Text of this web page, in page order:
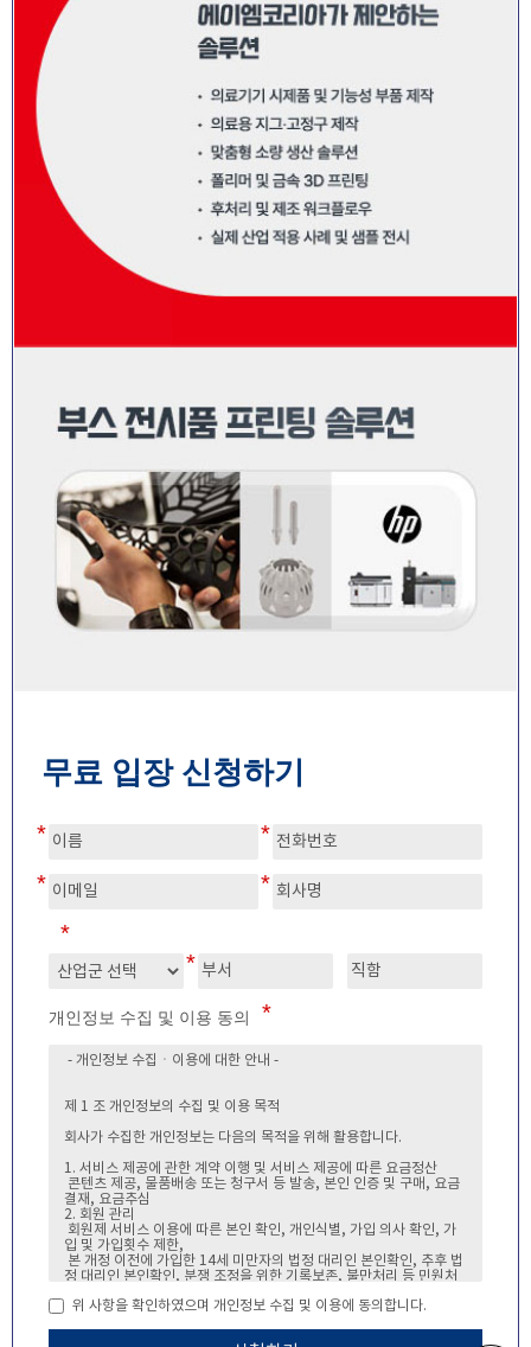
무료 입장 신청하기
개인정보 수집 및 이용 동의
위 사항을 확인하였으며 개인정보 수집 및 이용에 동의합니다.